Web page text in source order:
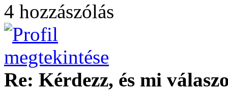
4 hozzászólás
Re: Kérdezz, és mi